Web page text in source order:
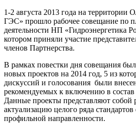
1-2 августа 2013 года на территории
ГЭС» прошло рабочее совещание по
деятельности НП «Гидроэнергетика
котором приняли участие
членов Партнерства.
В рамках повестки дня совещания
новых проектов на 2014 год, 5 из
дискуссий и голосования были
рекомендуемых к включению в
Данные проекты представляют собой
актуализацию целого ряда
профильной направленности.